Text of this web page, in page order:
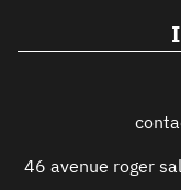
46 avenue roger